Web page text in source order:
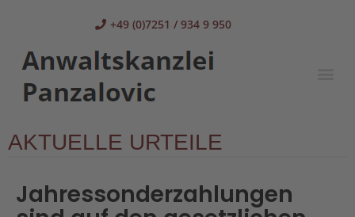
+49 (0)7251 / 934 9 950
AKTUELLE URTEILE
Jahressonderzahlungen